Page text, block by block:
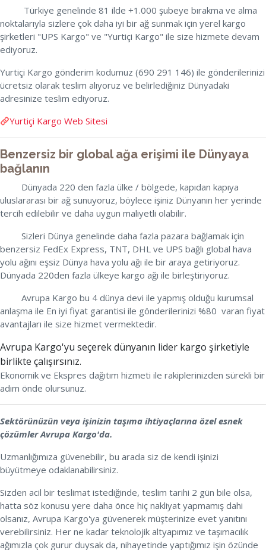
Türkiye genelinde 81 ilde +1.000 şubeye bırakma ve alma
noktalarıyla sizlere çok daha iyi bir ağ sunmak için yerel kargo
şirketleri "UPS Kargo" ve "Yurtiçi Kargo" ile size hizmete devam
ediyoruz.
Yurtiçi Kargo gönderim kodumuz (690 291 146) ile gönderilerinizi
ücretsiz olarak teslim alıyoruz ve belirlediğiniz Dünyadaki
adresinize teslim ediyoruz.
Yurtiçi Kargo Web Sitesi
Benzersiz bir global ağa erişimi ile Dünyaya
bağlanın
Dünyada 220 den fazla ülke / bölgede, kapıdan kapıya
uluslararası bir ağ sunuyoruz, böylece işiniz Dünyanın her yerinde
tercih edilebilir ve daha uygun maliyetli olabilir.
Sizleri Dünya genelinde daha fazla pazara bağlamak için
benzersiz FedEx Express, TNT, DHL ve UPS bağlı global hava
yolu ağını eşsiz Dünya hava yolu ağı ile bir araya getiriyoruz.
Dünyada 220den fazla ülkeye kargo ağı ile birleştiriyoruz.
Avrupa Kargo bu 4 dünya devi ile yapmış olduğu kurumsal
anlaşma ile En iyi fiyat garantisi ile gönderilerinizi %80 varan fiyat
avantajları ile size hizmet vermektedir.
Avrupa Kargo'yu seçerek dünyanın lider kargo şirketiyle
birlikte çalışırsınız.
Ekonomik ve Ekspres dağıtım hizmeti ile rakiplerinizden sürekli bir
adım önde olursunuz.
Sektörünüzün veya işinizin taşıma ihtiyaçlarına özel esnek
çözümler Avrupa Kargo'da.
Uzmanlığımıza güvenebilir, bu arada siz de kendi işinizi
büyütmeye odaklanabilirsiniz.
Sizden acil bir teslimat istediğinde, teslim tarihi 2 gün bile olsa,
hatta söz konusu yere daha önce hiç nakliyat yapmamış dahi
olsanız, Avrupa Kargo'ya güvenerek müşterinize evet yanıtını
verebilirsiniz. Her ne kadar teknolojik altyapımız ve taşımacılık
ağımızla çok gurur duysak da, nihayetinde yaptığımız işin özünde